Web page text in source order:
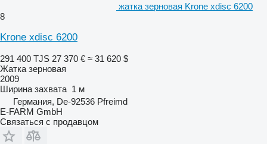
жатка зерновая Krone xdisc 6200
8
Krone xdisc 6200
291 400 TJS 27 370 € ≈ 31 620 $
Жатка зерновая
2009
Ширина захвата 1 м
Германия, De-92536 Pfreimd
E-FARM GmbH
Связаться с продавцом